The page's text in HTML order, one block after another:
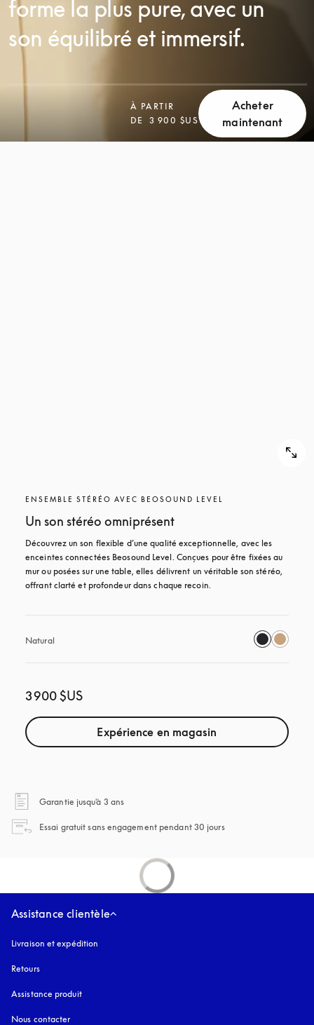
forme la plus pure, avec un
son équilibré et immersif.
À PARTIR
DE
3 900 $US
Acheter
maintenant
ENSEMBLE STÉRÉO AVEC BEOSOUND LEVEL
Un son stéréo omniprésent
Découvrez un son flexible d’une qualité exceptionnelle, avec les
enceintes connectées Beosound Level. Conçues pour être fixées au
mur ou posées sur une table, elles délivrent un véritable son stéréo,
offrant clarté et profondeur dans chaque recoin.
Natural
3 900 $US
Expérience en magasin
Garantie jusqu'à 3 ans
Essai gratuit sans engagement pendant 30 jours
Assistance clientèle
Livraison et expédition
Retours
Assistance produit
Nous contacter